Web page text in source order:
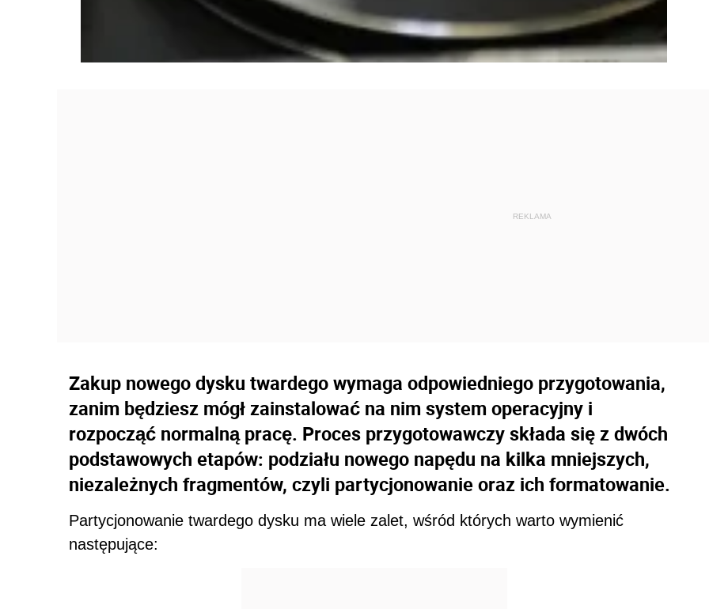
Zakup nowego dysku twardego wymaga odpowiedniego przygotowania,
zanim będziesz mógł zainstalować na nim system operacyjny i
rozpocząć normalną pracę. Proces przygotowawczy składa się z dwóch
podstawowych etapów: podziału nowego napędu na kilka mniejszych,
niezależnych fragmentów, czyli partycjonowanie oraz ich formatowanie.
Partycjonowanie twardego dysku ma wiele zalet, wśród których warto wymienić
następujące: